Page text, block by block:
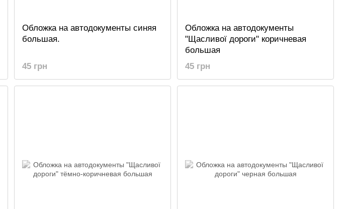
Обложка на автодокументы синяя
большая.
45 грн
Обложка на автодокументы
"Щасливої дороги" коричневая
большая
45 грн